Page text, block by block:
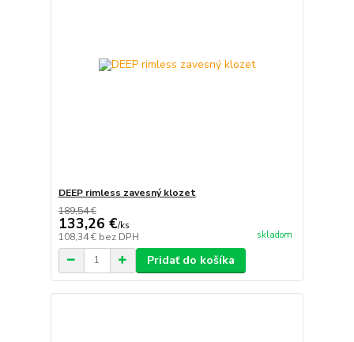
DEEP rimless zavesný klozet
189,54 €
133,26 €/ks
108,34 € bez DPH skladom
Pridať do košíka